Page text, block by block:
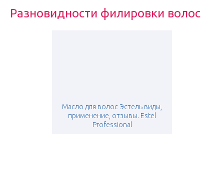
Разновидности филировки волос
Масло для волос Эстель виды,
применение, отзывы. Estel
Professional